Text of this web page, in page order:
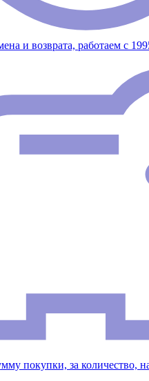
и возврата, работаем с
покупки, за количество,